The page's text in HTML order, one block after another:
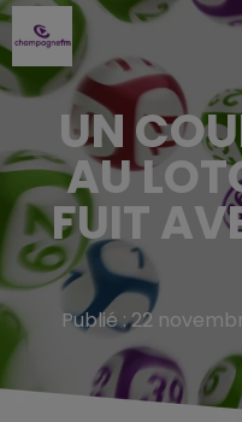
UN
AU
FUIT
Publié : 22